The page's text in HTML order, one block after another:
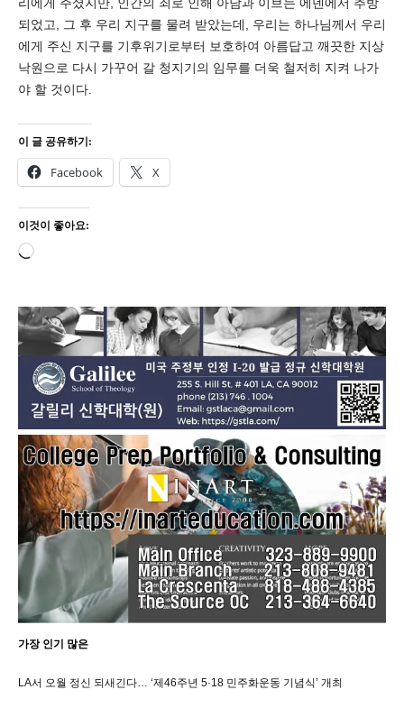
되었고, 그 후 우리 지구를 물려 받았는데, 우리는 하나님께서 우리
에게 주신 지구를 기후위기로부터 보호하여 아름답고 깨끗한 지상
낙원으로 다시 가꾸어 갈 청지기의 임무를 더욱 철저히 지켜 나가
야 할 것이다.
이 글 공유하기:
Facebook X
이것이 좋아요:
로
가장 인기 많은
LA서 오월 정신 되새긴다… ‘제46주년 5·18 민주화운동 기념식’ 개최